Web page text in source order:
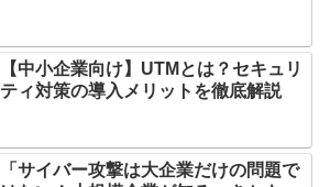
【中小企業向け】UTMとは？セキュリ
ティ対策の導入メリットを徹底解説
「サイバー攻撃は大企業だけの問題で